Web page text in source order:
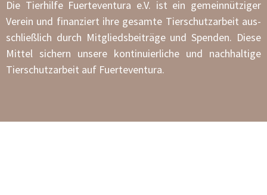
Die Tier­hil­fe Fuer­te­ven­tura e.V. ist ein gemein­nüt­zi­ger
Ver­ein und finan­ziert ihre gesam­te Tier­schutz­ar­beit aus­
schließ­lich durch Mit­glieds­bei­trä­ge und Spen­den. Die­se
Mit­tel sichern unse­re kon­ti­nu­ier­li­che und nach­hal­ti­ge
Tier­schutz­ar­beit auf Fuer­te­ven­tura.